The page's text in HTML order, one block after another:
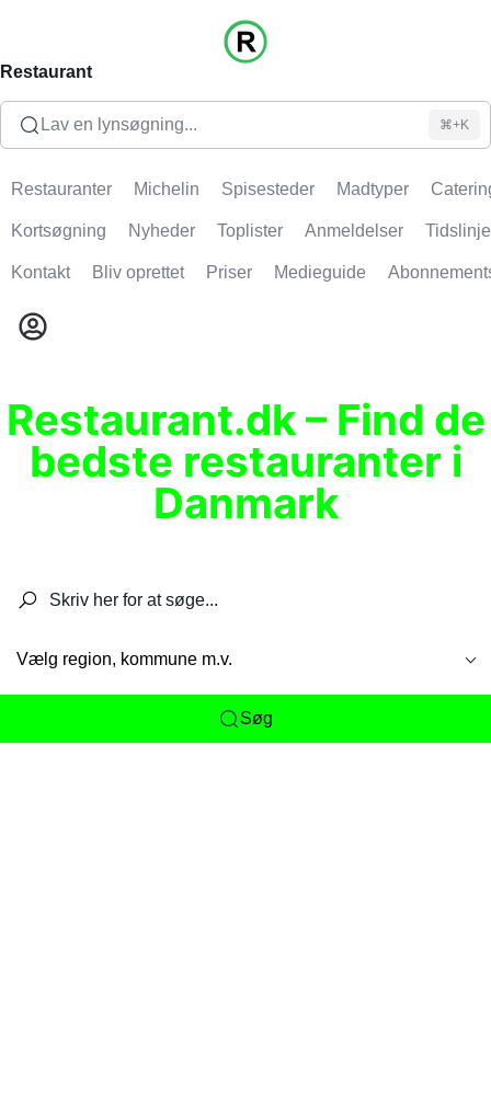
Restaurant
Lav en lynsøgning... ⌘+K
Restauranter Michelin Spisesteder Madtyper
Kortsøgning Nyheder Toplister Anmeldelser Tidslinje
Kontakt Bliv oprettet Priser Medieguide
Restaurant.dk – Find de
bedste restauranter i
Danmark
Vælg region, kommune m.v.
Søg